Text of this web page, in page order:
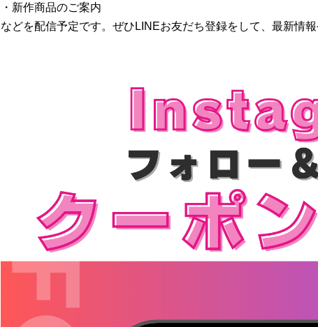
・新作商品のご案内
などを配信予定です。ぜひLINEお友だち登録をして、最新情